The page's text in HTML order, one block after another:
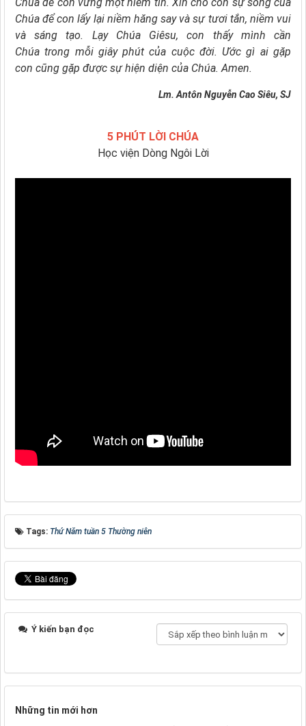
Chúađể con vững một niềm tin. Xin cho con sự sống của
Chúađể con lấy lại niềm hăng say và sự tươi tắn, niềm vui
và sáng tạo. Lạy Chúa Giêsu,con thấy mình cần
Chúatrong mỗi giây phút của cuộc đời. Ước gì ai gặp
con cũng gặp được sự hiện diện của Chúa. Amen.
Lm. Antôn Nguyễn Cao Siêu, SJ
5 PHÚT LỜI CHÚA
Học viện Dòng Ngôi Lời
Tags: Thứ Năm tuần 5 Thường niên
Ý kiến bạn đọc
Những tin mới hơn